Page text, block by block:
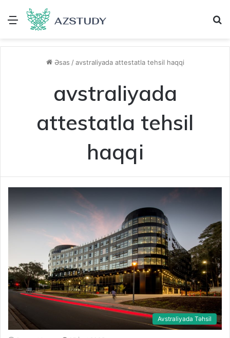
Menu
Əsas / avstraliyada attestatla tehsil haqqi
avstraliyada
attestatla tehsil
haqqi
Avstraliyada Təhsil